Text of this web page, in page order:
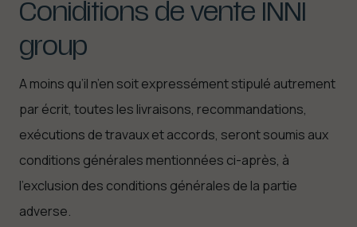
Coniditions de vente INNI
group
A moins qu’il n’en soit expressément stipulé autrement
par écrit, toutes les livraisons, recommandations,
exécutions de travaux et accords, seront soumis aux
conditions générales mentionnées ci-après, à
l’exclusion des conditions générales de la partie
adverse.